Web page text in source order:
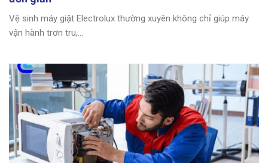
Vệ sinh máy giặt Electrolux thường xuyên không chỉ giúp máy
vận hành trơn tru,...